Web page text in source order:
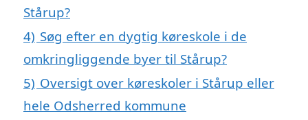
Stårup?
4) Søg efter en dygtig køreskole i de
omkringliggende byer til Stårup?
5) Oversigt over køreskoler i Stårup eller
hele Odsherred kommune